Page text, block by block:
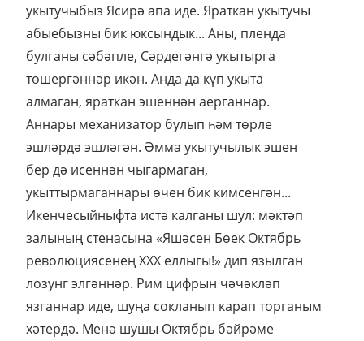
укытучыбыз Ясирә апа иде. Яраткан укытучы
абыебызны бик юксындык... Аны, пленда
булганы сәбәпле, Сәрдегәнгә укытырга
төшергәннәр икән. Анда да күп укыта
алмаган, яраткан эшеннән аерганнар.
Аннары механизатор булып һәм төрле
эшләрдә эшләгән. Әмма укытучылык эшен
бер дә исеннән чыгармаган,
укыттырмаганнары өчен бик кимсенгән...
Икенчесыйныфта истә калганы шул: мәктәп
залының стенасына «Яшәсен Бөек Октябрь
революциясенең ХХХ еллыгы!» дип язылган
лозунг элгәннәр. Рим цифрын чәчәкләп
язганнар иде, шуңа сокланып карап торганым
хәтердә. Менә шушы Октябрь бәйрәме